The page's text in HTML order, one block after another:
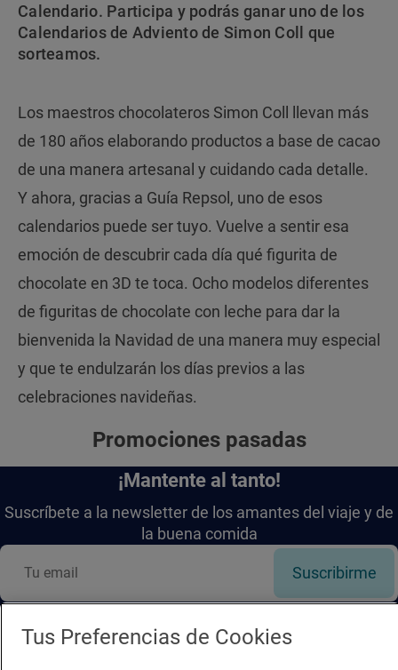
Calendario. Participa y podrás ganar uno de los
Calendarios de Adviento de Simon Coll que
sorteamos.
Los maestros chocolateros Simon Coll llevan más
de 180 años elaborando productos a base de cacao
de una manera artesanal y cuidando cada detalle.
Y ahora, gracias a Guía Repsol, uno de esos
calendarios puede ser tuyo. Vuelve a sentir esa
emoción de descubrir cada día qué figurita de
chocolate en 3D te toca. Ocho modelos diferentes
de figuritas de chocolate con leche para dar la
bienvenida la Navidad de una manera muy especial
y que te endulzarán los días previos a las
celebraciones navideñas.
Promociones pasadas
¡Mantente al tanto!
Suscríbete a la newsletter de los amantes del viaje y de
la buena comida
Suscribirme
Tus Preferencias de Cookies